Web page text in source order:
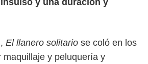
y una duración y
El llanero solitario se coló en los
maquillaje y peluquería y